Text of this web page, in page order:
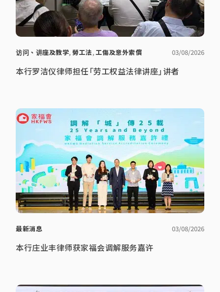
访问、讲座及教学, 勞工法,工傷及意外索償 03/08/2026
本行罗洁仪律师担任「劳工权益法律讲座」讲者
最新消息 03/08/2026
本行庄业丰律师获家福会调解服务嘉许